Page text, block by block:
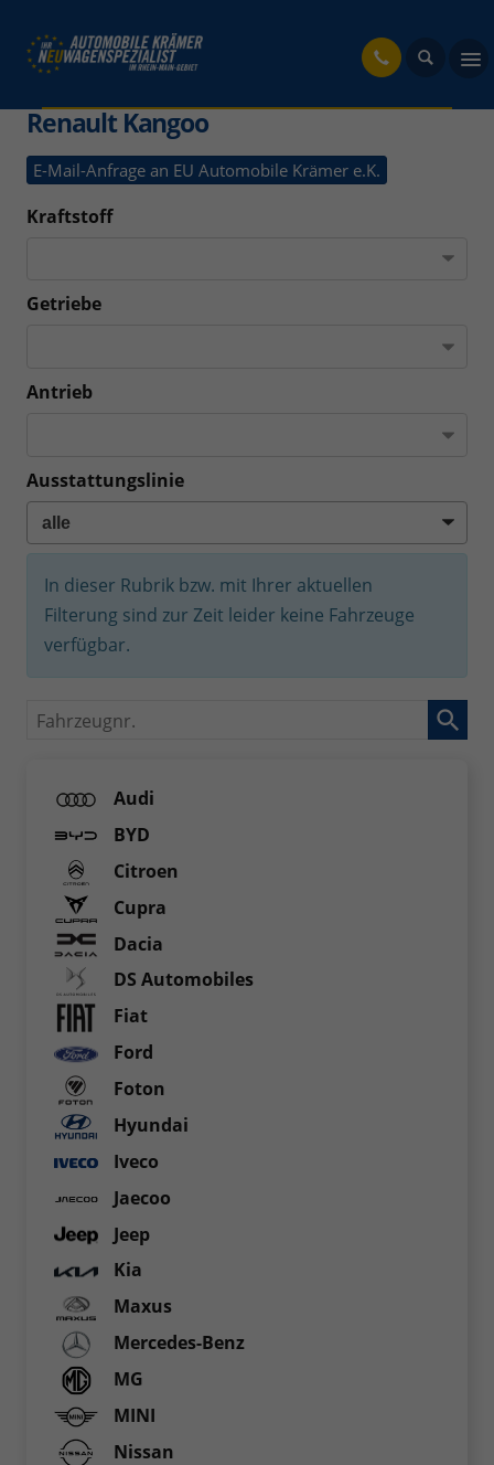
Renault Kangoo
E-Mail-Anfrage an EU Automobile Krämer e.K.
Kraftstoff
Getriebe
Antrieb
Ausstattungslinie
In dieser Rubrik bzw. mit Ihrer aktuellen
Filterung sind zur Zeit leider keine Fahrzeuge
verfügbar.
Fahrzeugnr.
Audi
BYD
Citroen
Cupra
Dacia
DS Automobiles
Fiat
Ford
Foton
Hyundai
Iveco
Jaecoo
Jeep
Kia
Maxus
Mercedes-Benz
MG
MINI
Nissan